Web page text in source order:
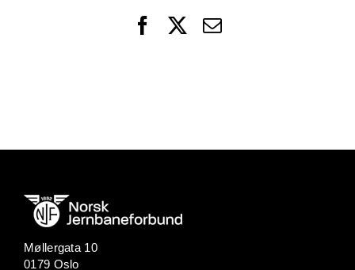
FacebookEmail
Møllergata 10
0179 Oslo